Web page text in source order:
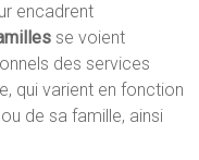
encadrent
se voient
des services
qui varient en fonction
de sa famille, ainsi